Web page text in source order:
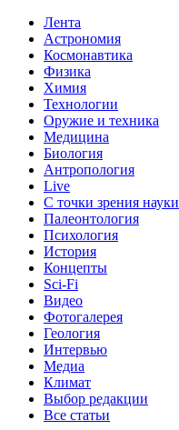
Лента
Астрономия
Космонавтика
Физика
Химия
Технологии
Оружие и техника
Медицина
Биология
Антропология
Live
С точки зрения науки
Палеонтология
Психология
История
Концепты
Sci-Fi
Видео
Фотогалерея
Геология
Интервью
Медиа
Климат
Выбор редакции
Все статьи